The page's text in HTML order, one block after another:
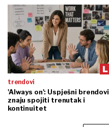
trendovi
'Always on': Uspješni brendovi
znaju spojiti trenutak i
kontinuitet